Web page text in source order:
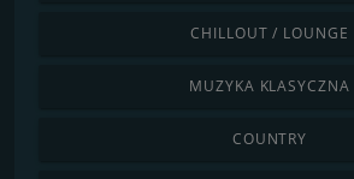
CHILLOUT / LOUNGE
MUZYKA KLASYCZNA
COUNTRY